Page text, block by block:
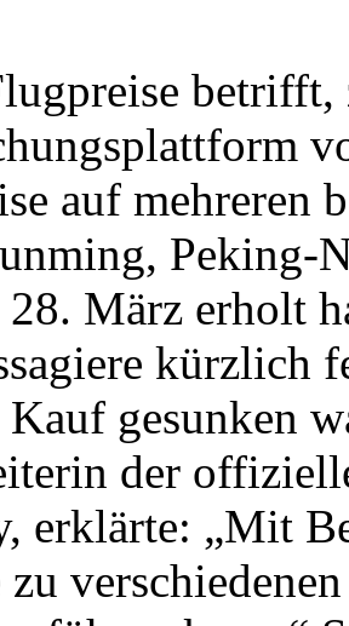
auf mehreren
Peking-
28. März erholt
kürzlich
Kauf gesunken
der
erklärte: „Mit
zu